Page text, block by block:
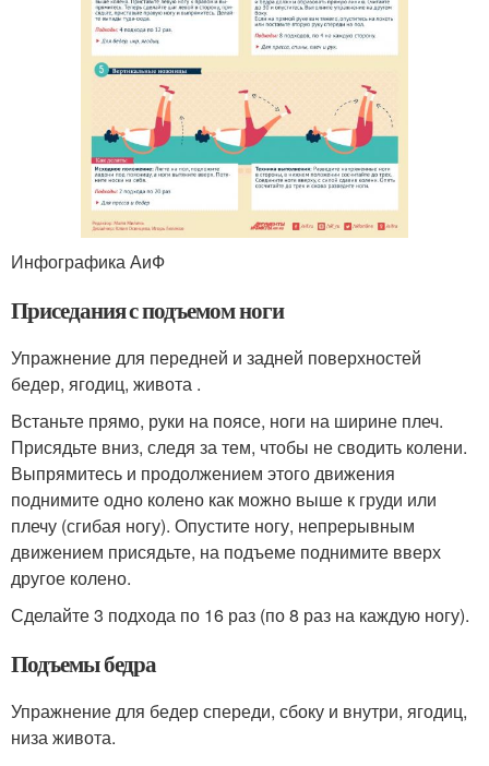
Инфографика АиФ
Приседания с подъемом ноги
Упражнение для передней и задней поверхностей
бедер, ягодиц, живота .
Встаньте прямо, руки на поясе, ноги на ширине плеч.
Присядьте вниз, следя за тем, чтобы не сводить колени.
Выпрямитесь и продолжением этого движения
поднимите одно колено как можно выше к груди или
плечу (сгибая ногу). Опустите ногу, непрерывным
движением присядьте, на подъеме поднимите вверх
другое колено.
Сделайте 3 подхода по 16 раз (по 8 раз на каждую ногу).
Подъемы бедра
Упражнение для бедер спереди, сбоку и внутри, ягодиц,
низа живота.